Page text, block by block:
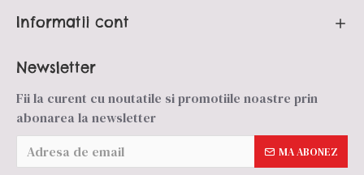
Informatii cont
Newsletter
Fii la curent cu noutatile si promotiile noastre prin
abonarea la newsletter
MA ABONEZ